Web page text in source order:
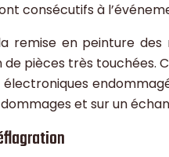
consécutifs à
remise en peinture
pièces très
et sur un